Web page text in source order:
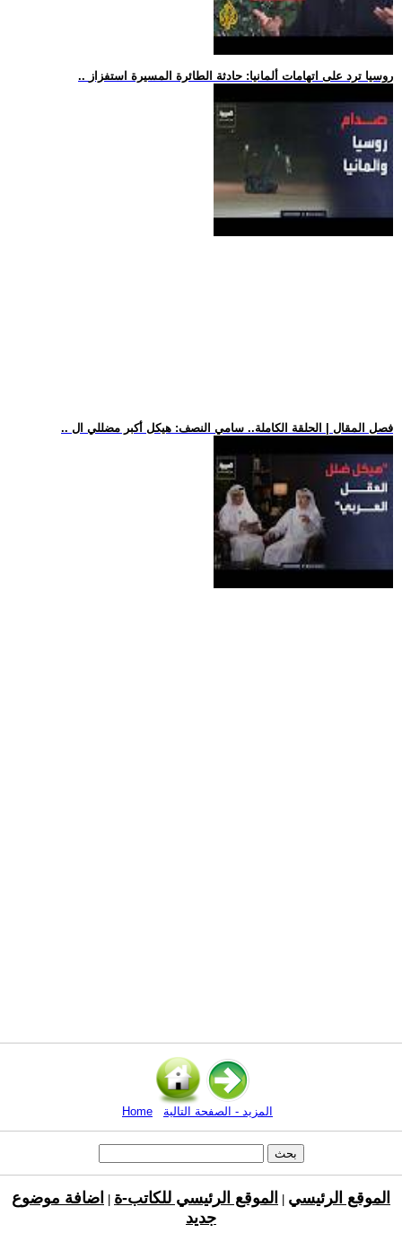
.. روسيا ترد على اتهامات ألمانيا: حادثة الطائرة المسيرة استفزاز
.. فصل المقال | الحلقة الكاملة.. سامي النصف: هيكل أكبر مضللي ال
Home المزيد - الصفحة التالية
الموقع الرئيسي الموقع الرئيسي للكاتب-ة
اضافة موضوع
جديد